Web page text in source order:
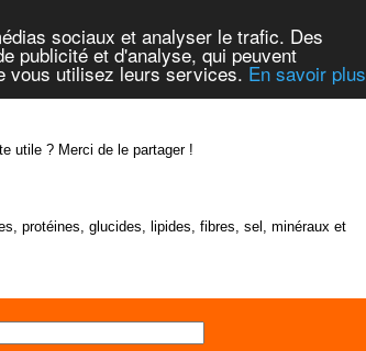
sociaux et analyser le trafic. Des
publicité et d'analyse, qui peuvent
vous utilisez leurs services. En savoir plus
utile ? Merci de le partager !
protéines, glucides, lipides, fibres, sel, minéraux et